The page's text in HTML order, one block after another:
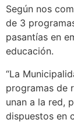
Según nos
de 3
pasantías en
educación.
“La
programas de
unan a la red,
dispuestos en